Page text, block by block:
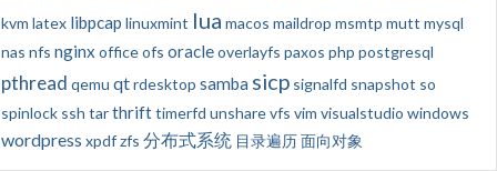
kvm latex libpcap linuxmint lua macos maildrop msmtp mutt mysql
nas nfs nginx officeofs oracleoverlayfs paxos php postgresql
pthread qemu qtrdesktop samba sicp signalfd snapshot so
spinlock ssh tarthrifttimerfd unsharevfs vim visualstudio windows
wordpress xpdfzfs 分布式系统 目录遍历面向对象